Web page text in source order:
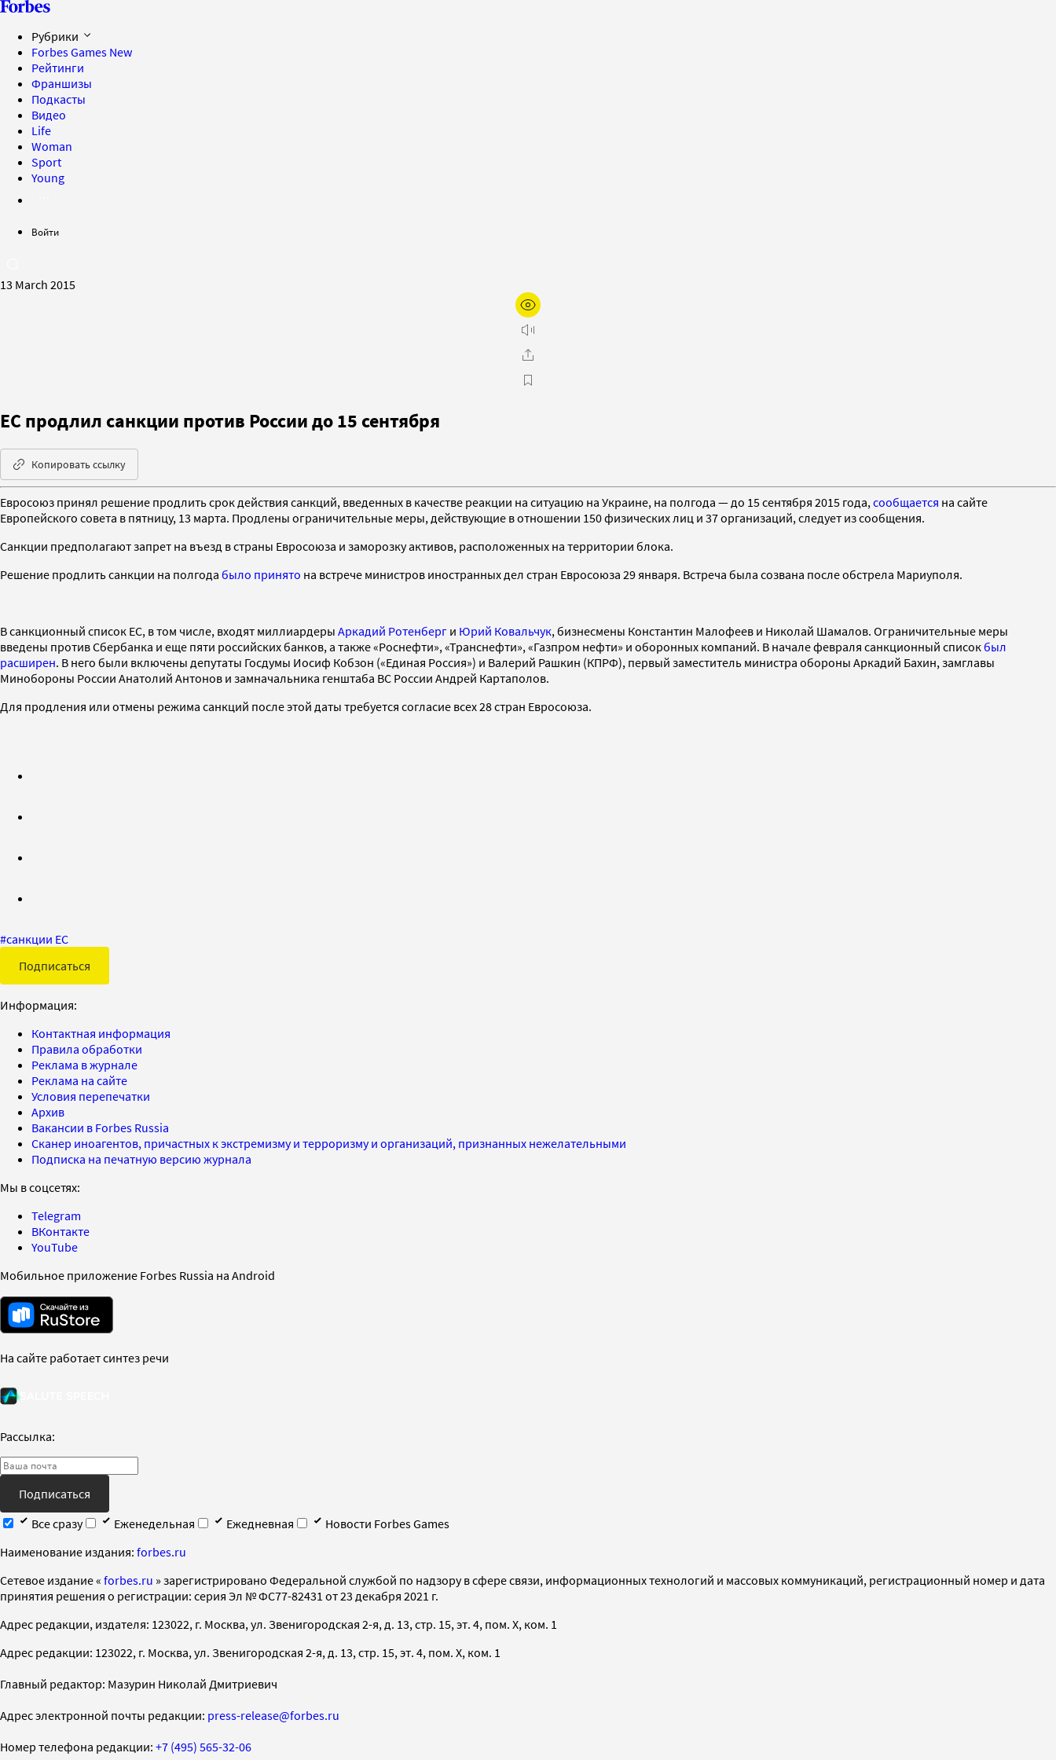
Рубрики
Forbes Games New
Рейтинги
Франшизы
Подкасты
Видео
Life
Woman
Sport
Young
Войти
13 March 2015
ЕС продлил санкции против России до 15 сентября
Копировать ссылку
Евросоюз принял решение продлить срок действия санкций, введенных в качестве реакции на ситуацию на Украине, на полгода — до 15 сентября 2015 года, сообщается на сайте
Европейского совета в пятницу, 13 марта. Продлены ограничительные меры, действующие в отношении 150 физических лиц и 37 организаций, следует из сообщения.
Санкции предполагают запрет на въезд в страны Евросоюза и заморозку активов, расположенных на территории блока.
Решение продлить санкции на полгода было принято на встрече министров иностранных дел стран Евросоюза 29 января. Встреча была созвана после обстрела Мариуполя.
В санкционный список ЕС, в том числе, входят миллиардеры Аркадий Ротенберг и Юрий Ковальчук, бизнесмены Константин Малофеев и Николай Шамалов. Ограничительные меры
введены против Сбербанка и еще пяти российских банков, а также «Роснефти», «Транснефти», «Газпром нефти» и оборонных компаний. В начале февраля санкционный списокбыл
расширен. В него были включены депутаты Госдумы Иосиф Кобзон («Единая Россия») и Валерий Рашкин (КПРФ), первый заместитель министра обороны Аркадий Бахин, замглавы
Минобороны России Анатолий Антонов и замначальника генштаба ВС России Андрей Картаполов.
Для продления или отмены режима санкций после этой даты требуется согласие всех 28 стран Евросоюза.
#санкции ЕС
Подписаться
Информация:
Контактная информация
Правила обработки
Реклама в журнале
Реклама на сайте
Условия перепечатки
Архив
Вакансии в Forbes Russia
Сканер иноагентов, причастных к экстремизму и терроризму и организаций, признанных нежелательными
Подписка на печатную версию журнала
Мы в соцсетях:
Telegram
ВКонтакте
YouTube
Мобильное приложение Forbes Russia на Android
На сайте работает синтез речи
Рассылка:
Подписаться
Все сразу
Еженедельная Ежедневная
Новости Forbes Games
Наименование издания: forbes.ru
Cетевое издание « forbes.ru » зарегистрировано Федеральной службой по надзору в сфере связи, информационных технологий и массовых коммуникаций, регистрационный номер и дата
принятия решения о регистрации: серия Эл № ФС77-82431 от 23 декабря 2021 г.
Адрес редакции, издателя: 123022, г. Москва, ул. Звенигородская 2-я, д. 13, стр. 15, эт. 4, пом. X, ком. 1
Адрес редакции: 123022, г. Москва, ул. Звенигородская 2-я, д. 13, стр. 15, эт. 4, пом. X, ком. 1
Главный редактор: Мазурин Николай Дмитриевич
Адрес электронной почты редакции: press-release@forbes.ru
Номер телефона редакции: +7 (495) 565-32-06